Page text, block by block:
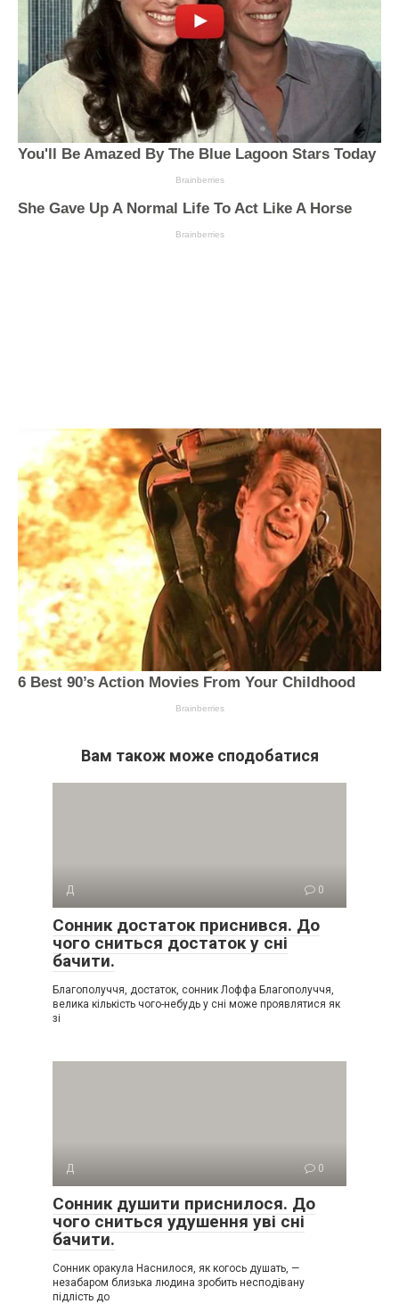
Вам також може сподобатися
Д 0
Сонник достаток приснився. До
чого сниться достаток у сні
бачити.
Благополуччя, достаток, сонник Лоффа Благополуччя,
велика кількість чого-небудь у сні може проявлятися як
зі
Д 0
Сонник душити приснилося. До
чого сниться удушення уві сні
бачити.
Сонник оракула Наснилося, як когось душать, —
незабаром близька людина зробить несподівану
підлість до